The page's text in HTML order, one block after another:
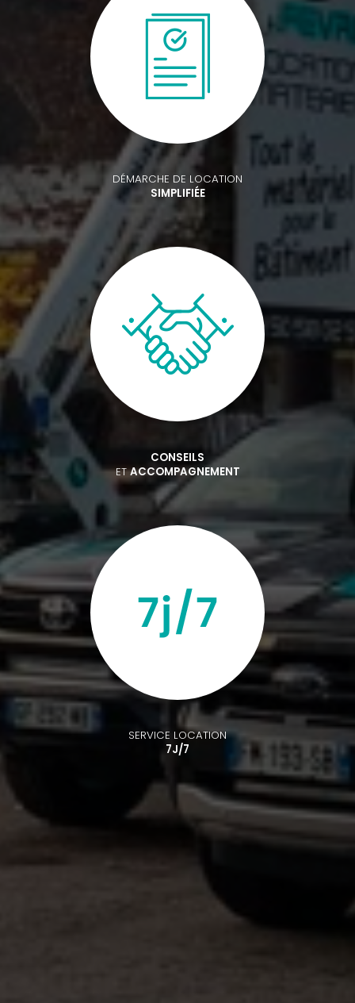
DÉMARCHE DE LOCATION
SIMPLIFIÉE
CONSEILS
ETACCOMPAGNEMENT
SERVICE LOCATION
7J/7